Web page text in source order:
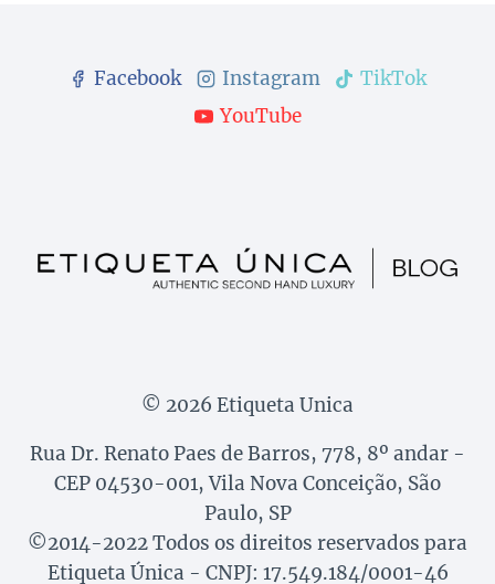
Facebook Instagram
TikTok
YouTube
© 2026 Etiqueta Unica
Rua Dr. Renato Paes de Barros, 778, 8º andar -
CEP 04530-001, Vila Nova Conceição, São
Paulo, SP
©2014-2022 Todos os direitos reservados para
Etiqueta Única - CNPJ: 17.549.184/0001-46